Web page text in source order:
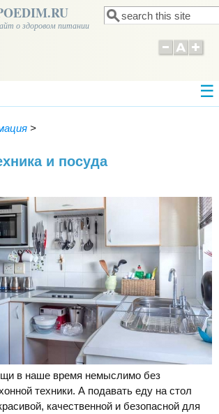
о здоровом питании Форма поиска
Поиск
>
и посуда
в наше время немыслимо без
техники. А подавать еду на стол
качественной и безопасной для